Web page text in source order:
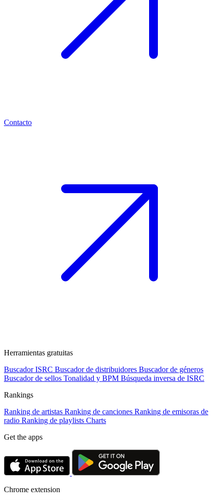
Contacto
Herramientas gratuitas
Buscador ISRC Buscador de distribuidores Buscador de géneros
Buscador de sellos Tonalidad y BPM Búsqueda inversa de ISRC
Rankings
Ranking de artistas Ranking de canciones Ranking de emisoras de
radio Ranking de playlists Charts
Get the apps
Chrome extension